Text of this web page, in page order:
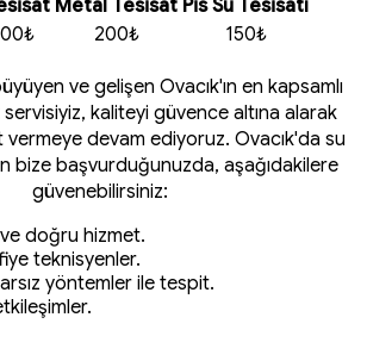
Metal Tesisat Pis Su Tesisatı
200₺ 150₺
ve gelişen Ovacık'ın en kapsamlı
kaliteyi güvence altına alarak
vermeye devam ediyoruz. Ovacık'da su
bize başvurduğunuzda, aşağıdakilere
güvenebilirsiniz:
ve doğru hizmet.
teknisyenler.
yöntemler ile tespit.